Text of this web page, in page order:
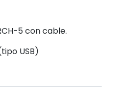
5 con cable.
USB)